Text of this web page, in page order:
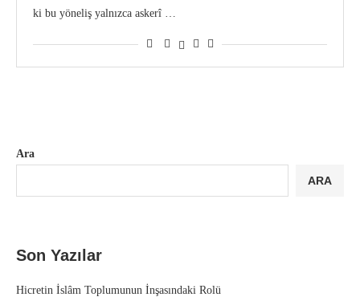
ki bu yöneliş yalnızca askerî …
Ara
ARA
Son Yazılar
Hicretin İslâm Toplumunun İnşasındaki Rolü